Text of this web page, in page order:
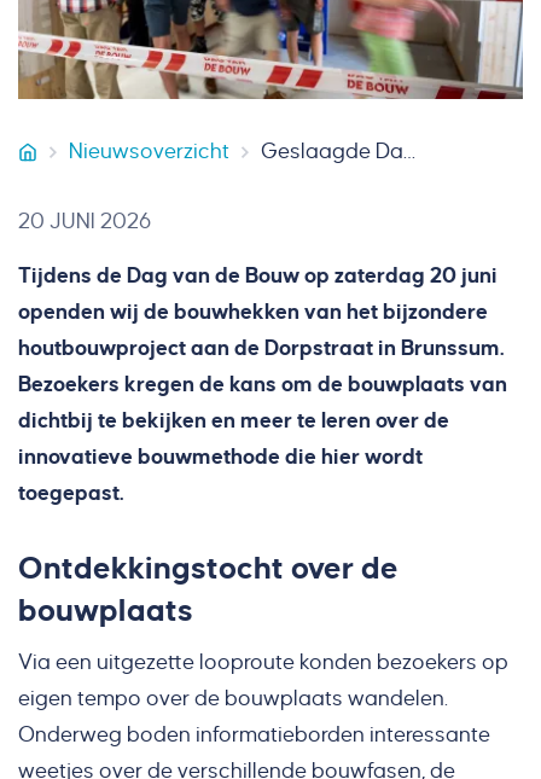
Smeets Bouw
Nieuwsoverzicht Geslaagde Dag van de Bouw bij houtbouwproject in Brunssum
20 JUNI 2026
Tijdens de Dag van de Bouw op zaterdag 20 juni
openden wij de bouwhekken van het bijzondere
houtbouwproject aan de Dorpstraat in Brunssum.
Bezoekers kregen de kans om de bouwplaats van
dichtbij te bekijken en meer te leren over de
innovatieve bouwmethode die hier wordt
toegepast.
Ontdekkingstocht over de
bouwplaats
Via een uitgezette looproute konden bezoekers op
eigen tempo over de bouwplaats wandelen.
Onderweg boden informatieborden interessante
weetjes over de verschillende bouwfasen, de